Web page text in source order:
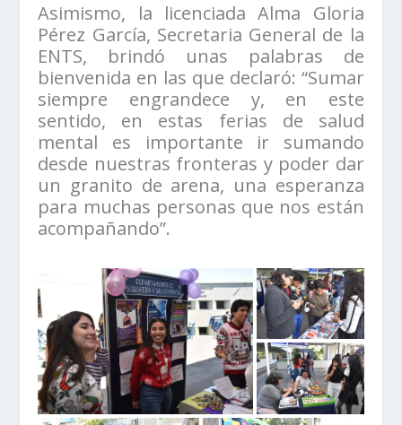
Asimismo, la licenciada Alma Gloria
Pérez García, Secretaria General de la
ENTS, brindó unas palabras de
bienvenida en las que declaró: “Sumar
siempre engrandece y, en este
sentido, en estas ferias de salud
mental es importante ir sumando
desde nuestras fronteras y poder dar
un granito de arena, una esperanza
para muchas personas que nos están
acompañando”.